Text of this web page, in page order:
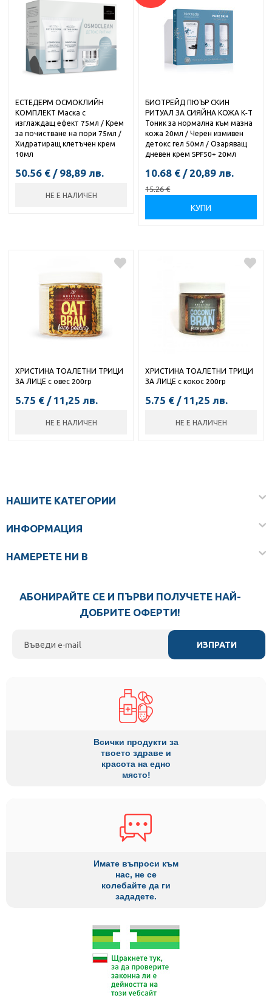
ЕСТЕДЕРМ ОСМОКЛИЙН
КОМПЛЕКТ Маска с
изглаждащ ефект 75мл / Крем
за почистване на пори 75мл /
Хидратиращ клетъчен крем
10мл
50.56 € / 98,89 лв.
НЕ Е НАЛИЧЕН
БИОТРЕЙД ПЮЪР СКИН
РИТУАЛ ЗА СИЯЙНА КОЖА К-Т
Тоник за нормална към мазна
кожа 20мл / Черен измивен
детокс гел 50мл / Озаряващ
дневен крем SPF50+ 20мл
10.68 € / 20,89 лв.
15.26€
КУПИ
ХРИСТИНА ТОАЛЕТНИ ТРИЦИ
ЗА ЛИЦЕ с овес 200гр
5.75 € / 11,25 лв.
НЕ Е НАЛИЧЕН
ХРИСТИНА ТОАЛЕТНИ ТРИЦИ
ЗА ЛИЦЕ с кокос 200гр
5.75 € / 11,25 лв.
НЕ Е НАЛИЧЕН
НАШИТЕ КАТЕГОРИИ
ИНФОРМАЦИЯ
НАМЕРЕТЕ НИ В
АБОНИРАЙТЕ СЕ И ПЪРВИ ПОЛУЧЕТЕ НАЙ-
ДОБРИТЕ ОФЕРТИ!
ИЗПРАТИ
Всички продукти за
твоето здраве и
красота на едно
място!
Имате въпроси към
нас, не се
колебайте да ги
зададете.